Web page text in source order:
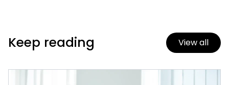
Keep reading View all